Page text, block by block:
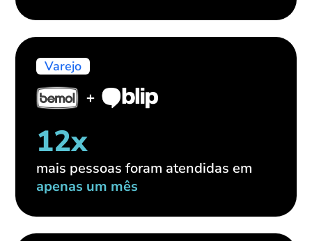
Varejo
12x
mais pessoas foram atendidas em
apenas um mês